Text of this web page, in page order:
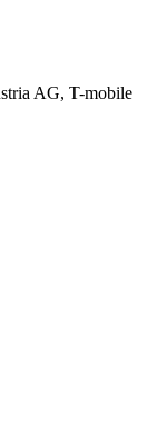
AG, T-mobile